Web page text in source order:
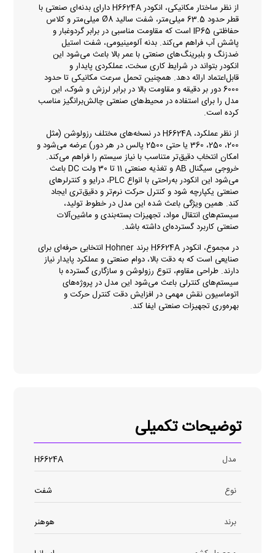
از نظر ساختار مکانیکی، انکودر H6624A دارای بدنه‌ای صنعتی با
قطر حدود 63.5 میلی‌متر، شفت سالید Ø8 میلی‌متر و کلاس
حفاظتی IP65 است که مقاومت مناسبی در برابر گردوغبار و
پاشش آب فراهم می‌کند. بدنه آلومینیومی، شفت استیل
ضدزنگ و بلبرینگ‌های صنعتی با عمر بالا باعث می‌شود این
انکودر بتواند در شرایط کاری سخت، عملکردی پایدار و
قابل‌اعتماد ارائه دهد. همچنین تحمل سرعت مکانیکی تا حدود
6000 دور بر دقیقه و مقاومت بالا در برابر لرزش و شوک، این
مدل را برای استفاده در محیط‌های صنعتی چالش‌برانگیز مناسب
کرده است.
از نظر عملکرد، H6624A در نسخه‌های مختلف رزولوشن (مثل
200، 250، 360 یا حتی 2500 پالس در هر دور) عرضه می‌شود و
امکان انتخاب دقیق‌تر متناسب با نیاز سیستم را فراهم می‌کند.
خروجی سیگنال AB و تغذیه صنعتی 11 تا 30 ولت DC باعث
می‌شود این انکودر به‌راحتی با انواع PLC، درایو و کنترلرهای
صنعتی یکپارچه شود و کنترل حرکت نرم‌تر و دقیق‌تری ایجاد
کند. همین ویژگی باعث شده این مدل در خطوط تولید،
سیستم‌های انتقال مواد، تجهیزات بسته‌بندی و ماشین‌آلات
صنعتی کاربرد گسترده‌ای داشته باشد.
در مجموع، انکودر H6624A برند Hohner انتخابی حرفه‌ای برای
صنایعی است که به دقت بالا، دوام صنعتی و عملکرد پایدار نیاز
دارند. طراحی مقاوم، تنوع رزولوشن و سازگاری گسترده با
سیستم‌های کنترلی باعث می‌شود این مدل در پروژه‌های
اتوماسیون نقش مهمی در افزایش دقت کنترل حرکت و
بهره‌وری تجهیزات صنعتی ایفا کند.
توضیحات تکمیلی
مدل H6624A
نوع شفت
برند هوهنر